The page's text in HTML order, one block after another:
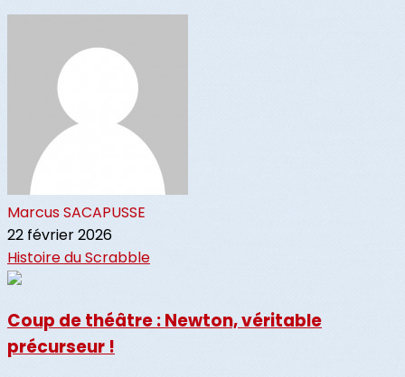
Marcus SACAPUSSE
22 février 2026
Histoire du Scrabble
Coup de théâtre : Newton, véritable
précurseur !